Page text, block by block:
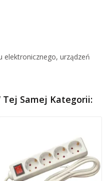
elektronicznego, urządzeń
Tej Samej Kategorii: